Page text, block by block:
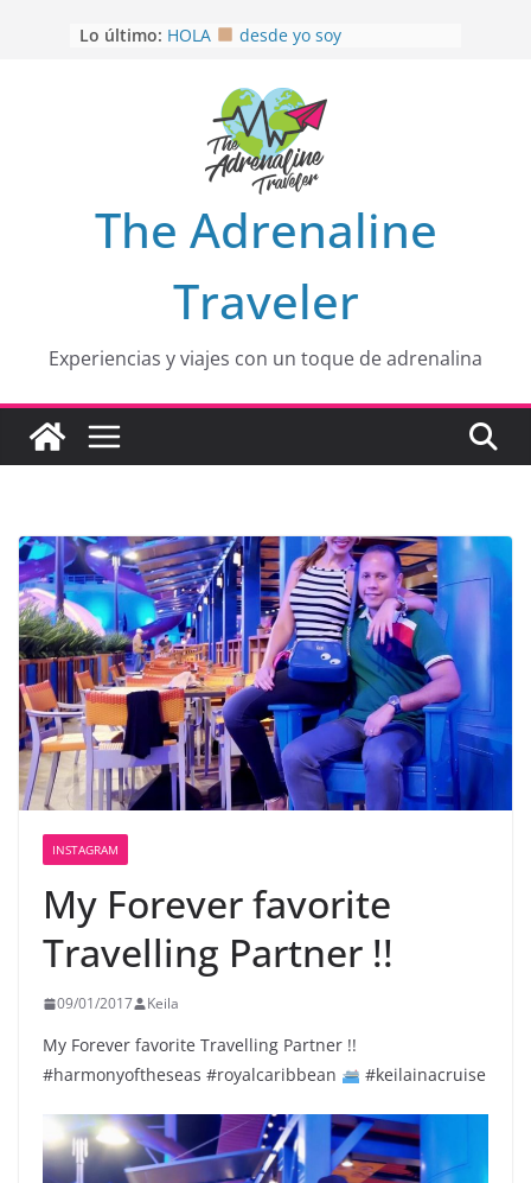
Lo último: HOLA
desde yo soy
EL SENDERO DEL CACAO: Excelente
opción
HOSPEDAJE AL NATURALSHH !!
OTRA PERSPECTIVA de RÍO EL
MULITO!
The Adrenaline
Traveler
Experiencias y viajes con un toque de adrenalina
INSTAGRAM
My Forever favorite
Travelling Partner !!
09/01/2017 Keila
My Forever favorite Travelling Partner !!
#harmonyoftheseas #royalcaribbean
#keilainacruise